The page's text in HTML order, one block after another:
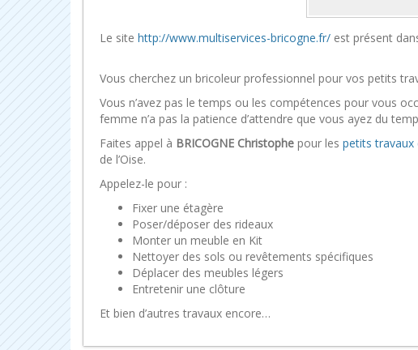
Le site http://www.multiservices-bricogne.fr/ est présent
Vous cherchez un bricoleur professionnel pour vos petits
Vous n’avez pas le temps ou les compétences pour vous
femme n’a pas la patience d’attendre que vous ayez du
Faites appel à BRICOGNE Christophe pour les petits travaux
de l’Oise.
Appelez-le pour :
Fixer une étagère
Poser/déposer des rideaux
Monter un meuble en Kit
Nettoyer des sols ou revêtements spécifiques
Déplacer des meubles légers
Entretenir une clôture
Et bien d’autres travaux encore…